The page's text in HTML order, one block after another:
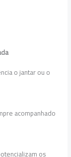
o jantar ou o
acompanhado
os